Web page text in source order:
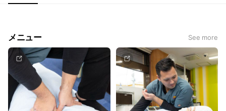
メニュー See more